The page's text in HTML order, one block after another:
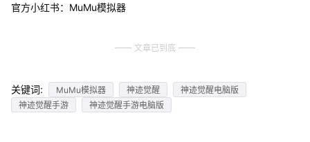
官方小红书：MuMu模拟器
文章已到底
关键词: MuMu模拟器 神迹觉醒
神迹觉醒电脑版
神迹觉醒手游
神迹觉醒手游电脑版